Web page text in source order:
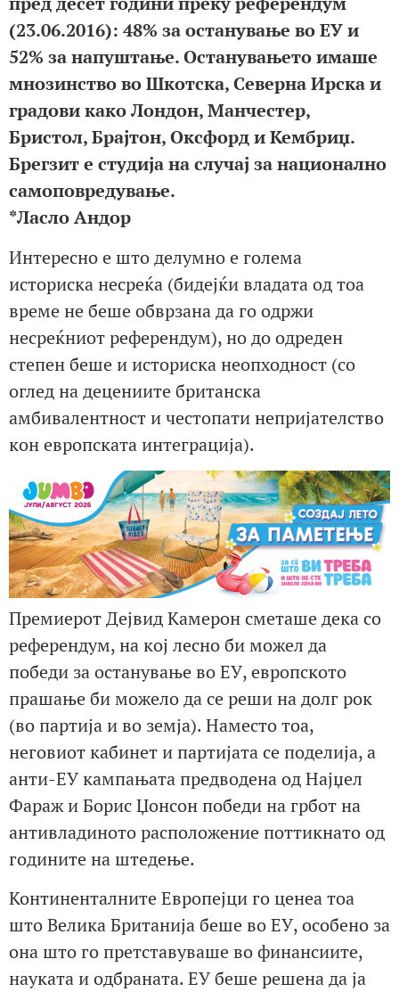
(23.06.2016): 48% за останување во ЕУ и
52% за напуштање. Останувањето имаше
мнозинство во Шкотска, Северна Ирска и
градови како Лондон, Манчестер,
Бристол, Брајтон, Оксфорд и Кембриџ.
Брегзит е студија на случај за национално
самоповредување.
*Ласло Андор
Интересно е што делумно е голема
историска несреќа (бидејќи владата од тоа
време не беше обврзана да го одржи
несреќниот референдум), но до одреден
степен беше и историска неопходност (со
оглед на децениите британска
амбивалентност и честопати непријателство
кон европската интеграција).
Премиерот Дејвид Камерон сметаше дека со
референдум, на кој лесно би можел да
победи за останување во ЕУ, европското
прашање би можело да се реши на долг рок
(во партија и во земја). Наместо тоа,
неговиот кабинет и партијата се поделија, а
анти-ЕУ кампањата предводена од Најџел
Фараж и Борис Џонсон победи на грбот на
антивладиното расположение поттикнато од
годините на штедење.
Континенталните Европејци го ценеа тоа
што Велика Британија беше во ЕУ, особено за
она што го претставуваше во финансиите,
науката и одбраната. ЕУ беше решена да ја